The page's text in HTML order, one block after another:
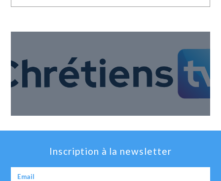
Inscription à la newsletter